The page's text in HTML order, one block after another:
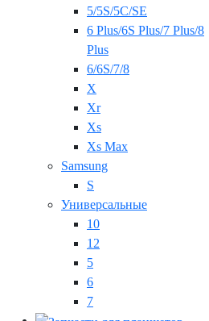
5/5S/5C/SE
6 Plus/6S Plus/7 Plus/8
Plus
6/6S/7/8
X
Xr
Xs
Xs Max
Samsung
S
Универсальные
10
12
5
6
7